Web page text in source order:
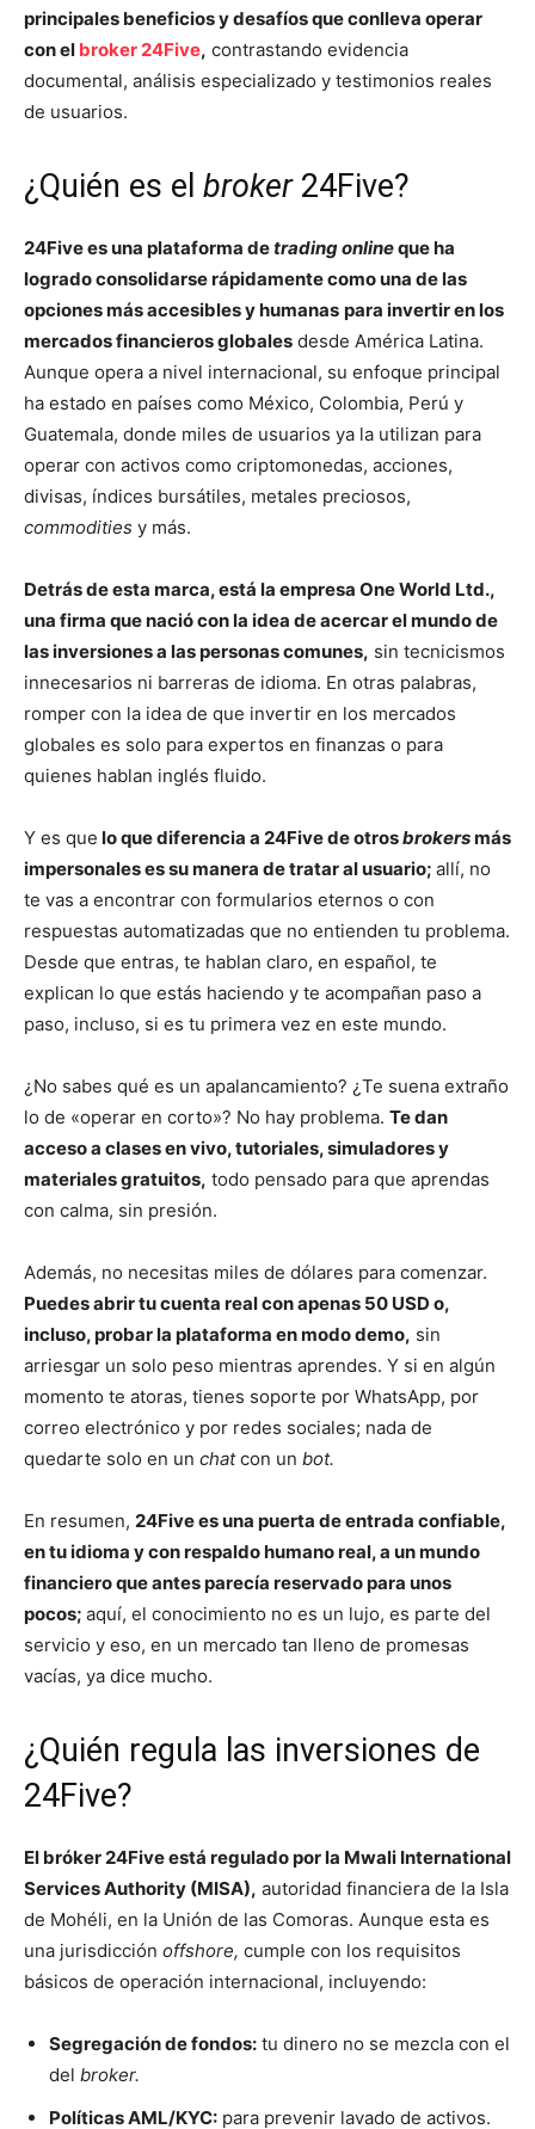
principales beneficios y desafíos que conlleva operar
con el broker 24Five, contrastando evidencia
documental, análisis especializado y testimonios reales
de usuarios.
¿Quién es el broker24Five?
24Five es una plataforma detrading onlineque ha
logrado consolidarse rápidamente como una de las
opciones más accesibles y humanas para invertir en los
mercados financieros globales desde América Latina.
Aunque opera a nivel internacional, su enfoque principal
ha estado en países como México, Colombia, Perú y
Guatemala, donde miles de usuarios ya la utilizan para
operar con activos como criptomonedas, acciones,
divisas, índices bursátiles, metales preciosos,
commodities y más.
Detrás de esta marca, está la empresa One World Ltd.,
una firma que nació con la idea de acercar el mundo de
las inversiones a las personas comunes, sin tecnicismos
innecesarios ni barreras de idioma. En otras palabras,
romper con la idea de que invertir en los mercados
globales es solo para expertos en finanzas o para
quienes hablan inglés fluido.
Y es que lo que diferencia a 24Five de otrosbrokersmás
impersonales es su manera de tratar al usuario; allí, no
te vas a encontrar con formularios eternos o con
respuestas automatizadas que no entienden tu problema.
Desde que entras, te hablan claro, en español, te
explican lo que estás haciendo y te acompañan paso a
paso, incluso, si es tu primera vez en este mundo.
¿No sabes qué es un apalancamiento? ¿Te suena extraño
lo de «operar en corto»? No hay problema. Te dan
acceso a clases en vivo, tutoriales, simuladores y
materiales gratuitos, todo pensado para que aprendas
con calma, sin presión.
Además, no necesitas miles de dólares para comenzar.
Puedes abrir tu cuenta real con apenas 50 USD o,
incluso, probar la plataforma en modo demo, sin
arriesgar un solo peso mientras aprendes. Y si en algún
momento te atoras, tienes soporte por WhatsApp, por
correo electrónico y por redes sociales; nada de
quedarte solo en un chatcon un bot.
En resumen, 24Five es una puerta de entrada confiable,
en tu idioma y con respaldo humano real, a un mundo
financiero que antes parecía reservado para unos
pocos; aquí, el conocimiento no es un lujo, es parte del
servicio y eso, en un mercado tan lleno de promesas
vacías, ya dice mucho.
¿Quién regula las inversiones de
24Five?
El bróker 24Five está regulado por la Mwali International
Services Authority (MISA), autoridad financiera de la Isla
de Mohéli, en la Unión de las Comoras. Aunque esta es
una jurisdicción offshore, cumple con los requisitos
básicos de operación internacional, incluyendo:
Segregación de fondos: tu dinero no se mezcla con el
del broker.
Políticas AML/KYC: para prevenir lavado de activos.